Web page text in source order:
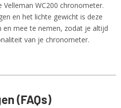
WC200 chronometer.
en het lichte gewicht is deze
en mee te nemen, zodat je altijd
van je chronometer.
(FAQs)